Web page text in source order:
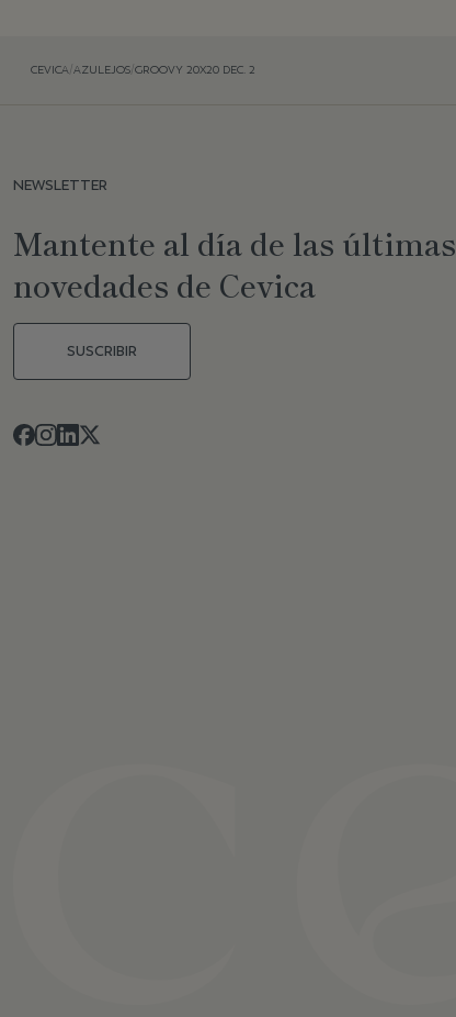
CEVICA/AZULEJOS/GROOVY 20X20 DEC. 2
NEWSLETTER
Mantente al día de las últimas
novedades de Cevica
SUSCRIBIR